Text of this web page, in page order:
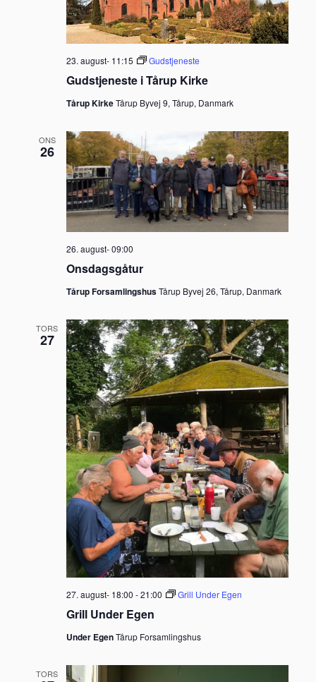
Gudstjeneste i Tårup Kirke
23. august- 11:15 Gudstjeneste
Tårup KirkeTårup Byvej 9, Tårup, Danmark
ONS
26
Onsdagsgåtur
26. august- 09:00
Tårup ForsamlingshusTårup Byvej 26, Tårup, Danmark
TORS
27
Grill Under Egen
27. august- 18:00 -21:00 Grill Under Egen
Under EgenTårup Forsamlingshus
TORS